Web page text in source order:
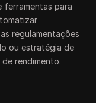
ferramentas para
regulamentações
ou estratégia de
rendimento.